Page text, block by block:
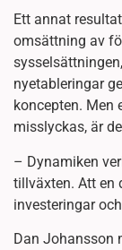
Ett annat
omsättning av
nyetableringar
koncepten. Men
misslyckas, är
– Dynamiken
tillväxten. Att en
investeringar
Dan Johansson